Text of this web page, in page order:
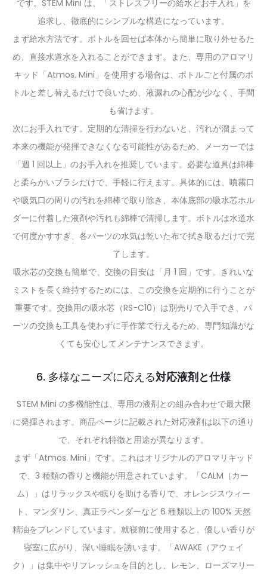
です。STEM Mini は、「ストレスフリーの給水とお手入れ」を
追求し、徹底的にシンプルな構造になっています。
まず給水方法です。ボトルを回せば本体から簡単に取り外せるた
め、直接水道水を入れることができます。また、専用のアロマリ
キッド「Atmos. Mini」を使用する場合は、ボトルごと付属のボ
トルと差し替えるだけで良いため、液漏れの心配が少なく、手間
も省けます。
次にお手入れです。定期的な清掃を行わないと、汚れが溜まって
本来の機能が発揮できなくなる可能性があるため、メーカーでは
「週 1 回以上」のお手入れを推奨しています。必要な道具は綿棒
と柔らかいブラシだけで、手軽に行えます。具体的には、噴霧口
や吸気口の周りの汚れを綿棒で取り除き、本体底部の吸水芯ホル
ダーに付着した液剤や汚れも綿棒で清掃します。ボトルは水道水
で何度かすすぎ、各パーツの水気は乾いた布で拭き取るだけで完
了します。
吸水芯の交換も簡単で、交換の目安は「月 1 回」です。きれいな
ミストを長く維持するためには、この交換を定期的に行うことが
重要です。交換用の吸水芯（RS-C10）は別売りで入手でき、パ
ーツの交換も工具を使わずに手作業で行えるため、専門知識がな
くても安心してメンテナンスできます。
6. 多様なニーズに応える対応液剤と仕様
STEM Mini の多機能性は、専用の液剤との組み合わせで最大限
に発揮されます。商品ページに記載された対応液剤は以下の通り
で、それぞれ特徴と用途が異なります。
まず「Atmos. Mini」です。これはオリジナルのアロマリキッド
で、3 種類の香りと機能が用意されています。「CALM（カー
ム）」はリラックスや眠りを助ける香りで、オレンジスウィー
ト、マンダリン、真正ラベンダーなど 6 種類以上の 100% 天然
精油をブレンドしています。就寝前に使用すると、優しい香りが
寝室に広がり、深い睡眠を誘います。「AWAKE（アウェイ
ク）」は集中やリフレッシュを目的とし、レモン、ローズマリー